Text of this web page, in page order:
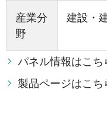
産業分
野
建設・
パネル情報はこち
製品ページはこち